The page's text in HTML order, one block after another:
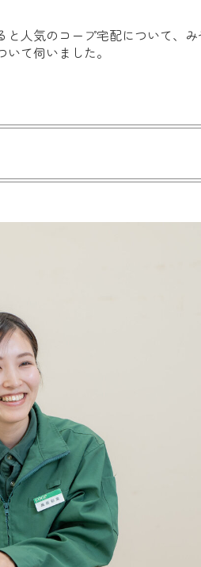
人気のコープ宅配について、
て伺いました。